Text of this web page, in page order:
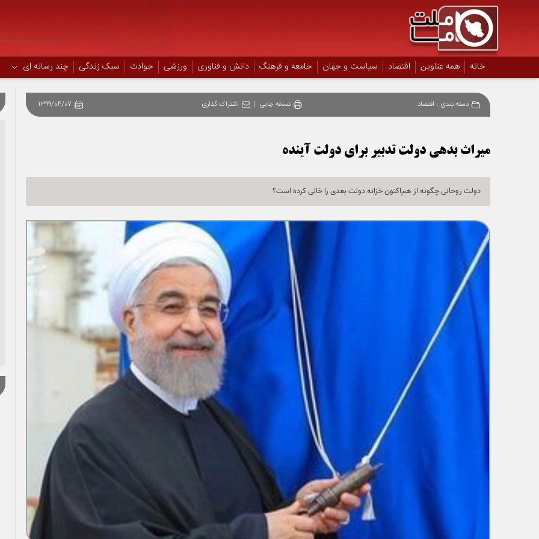
خانه همه عناوین اقتصاد سیاست و جهان جامعه و فرهنگ دانش و فناوری ورزشی حوادث سبک زندگی چند رسانه ای
دسته بندی : اقتصاد نسخه چاپی | اشتراک گذاری 1399/04/07
میراث بدهی دولت تدبیر برای دولت آینده
دولت روحانی چگونه از هم‌اکنون خزانه دولت بعدی را خالی کرده است؟